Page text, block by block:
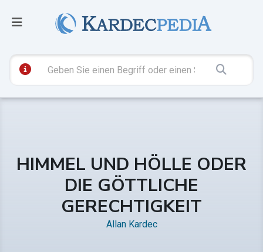
HIMMEL UND HÖLLE ODER
DIE GÖTTLICHE
GERECHTIGKEIT
Allan Kardec